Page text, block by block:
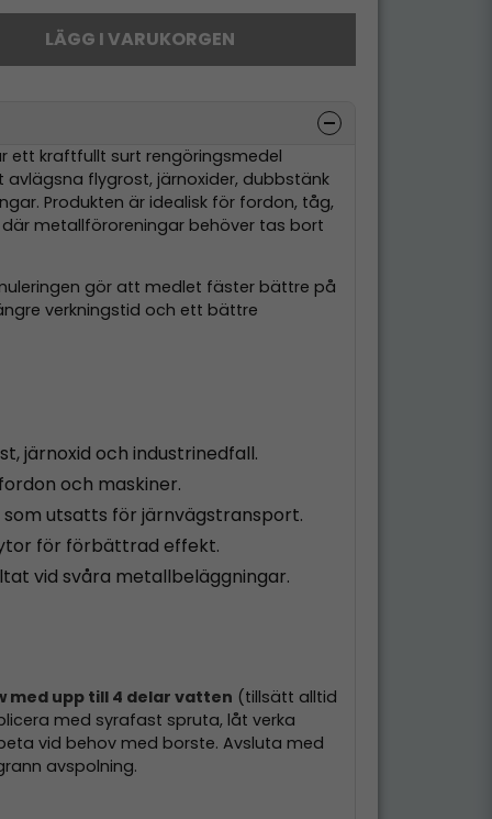
LÄGG I VARUKORGEN
ett kraftfullt surt rengöringsmedel
flygrost, järnoxider, dubbstänk
Produkten är idealisk för fordon, tåg,
metallföroreningar behöver tas bort
gör att medlet fäster bättre på
verkningstid och ett bättre
järnoxid och industrinedfall.
och maskiner.
utsatts för järnvägstransport.
för förbättrad effekt.
vid svåra metallbeläggningar.
med upp till 4 delar vatten (tillsätt alltid
med syrafast spruta, låt verka
vid behov med borste. Avsluta med
avspolning.